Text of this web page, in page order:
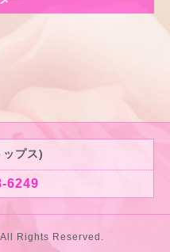
プス)
6249
Rights Reserved.